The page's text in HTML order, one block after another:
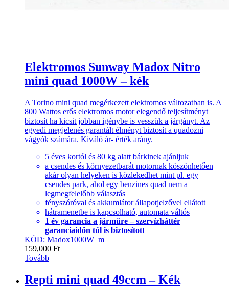
Elektromos Sunway Madox Nitro
mini quad 1000W – kék
A Torino mini quad megérkezett elektromos változatban is. A
800 Wattos erős elektromos motor elegendő teljesítményt
biztosít ha kicsit jobban igénybe is vesszük a járgányt. Az
egyedi megjelenés garantált élményt biztosít a quadozni
vágyók számára. Kiváló ár- érték arány.
5 éves kortól és 80 kg alatt bárkinek ajánljuk
a csendes és környezetbarát motornak köszönhetően
akár olyan helyeken is közlekedhet mint pl. egy
csendes park, ahol egy benzines quad nem a
legmegfelelőbb választás
fényszóróval és akkumlátor állapotjelzővel ellátott
hátramenetbe is kapcsolható, automata váltós
1 év garancia a járműre – szervízháttér
garanciaidőn túl is biztosított
KÓD: Madox1000W_m
159,000 Ft
Tovább
Repti mini quad 49ccm – Kék